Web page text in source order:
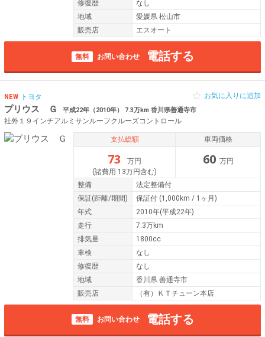
修復歴
なし
地域
愛媛県 松山市
販売店
エスオート
無料 お問い合わせ 電話する
NEW トヨタ
プリウス Ｇ 平成22年（2010年） 7.3万km 香川県善通寺市
社外１９インチアルミサンルーフクルーズコントロール
お気に入りに追加
支払総額
73
万円
(諸費用 13万円含む)
車両価格
60 万円
整備
法定整備付
保証(距離/期間) 保証付 (1,000km / 1ヶ月)
年式
2010年(平成22年)
走行
7.3万km
排気量
1800cc
車検
なし
修復歴
なし
地域
香川県 善通寺市
販売店
（有）ＫＴチューン本店
無料 お問い合わせ 電話する